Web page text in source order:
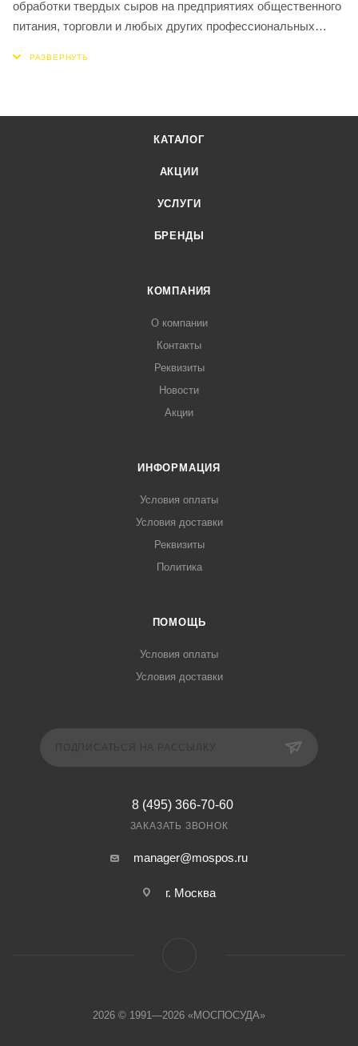
обработки твердых сыров на предприятиях общественного
питания, торговли и любых других профессиональных
нет ремней или цепей, подлежащих замене. Высокая
скорость вращения рабочих механизмов обеспечивает
КАТАЛОГ
АКЦИИ
УСЛУГИ
БРЕНДЫ
КОМПАНИЯ
О компании
Контакты
Реквизиты
Новости
Акции
ИНФОРМАЦИЯ
Условия оплаты
Условия доставки
Реквизиты
Политика
ПОМОЩЬ
Условия оплаты
Условия доставки
8 (495) 366-70-60
ЗАКАЗАТЬ ЗВОНОК
manager@mospos.ru
г. Москва
2026 © 1991—2026 «МОСПОСУДА»